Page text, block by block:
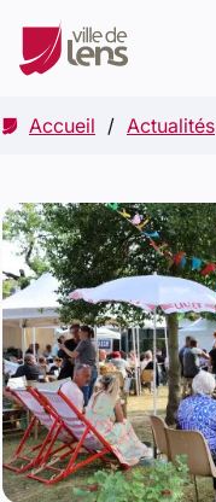
Accueil Actualités